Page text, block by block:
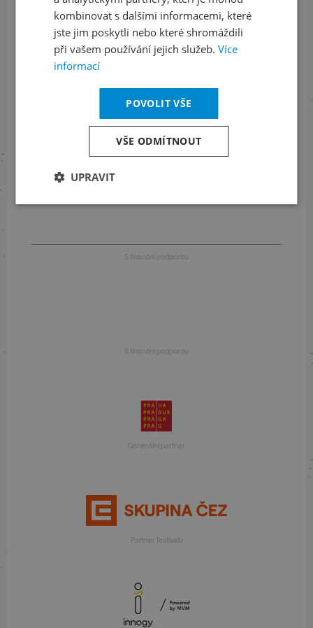
Informace o stavu objednávek
+420 461 049 232
Informace o programu
+420 257 310 414
S finanční podporou
S finanční podporou
Generální partner
Partner festivalu
kombinovat s dalšími informacemi, které
jste jim poskytli nebo které shromáždili
při vašem používání jejich služeb. Více
informací
POVOLIT VŠE
VŠE ODMÍTNOUT
UPRAVIT